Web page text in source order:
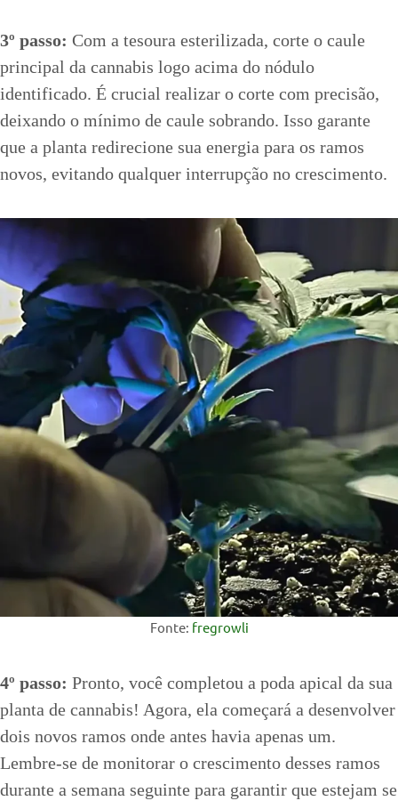
3º passo: Com a tesoura esterilizada, corte o caule
principal da cannabis logo acima do nódulo
identificado. É crucial realizar o corte com precisão,
deixando o mínimo de caule sobrando. Isso garante
que a planta redirecione sua energia para os ramos
novos, evitando qualquer interrupção no crescimento.
Fonte: fregrowli
4º passo: Pronto, você completou a poda apical da sua
planta de cannabis! Agora, ela começará a desenvolver
dois novos ramos onde antes havia apenas um.
Lembre-se de monitorar o crescimento desses ramos
durante a semana seguinte para garantir que estejam se